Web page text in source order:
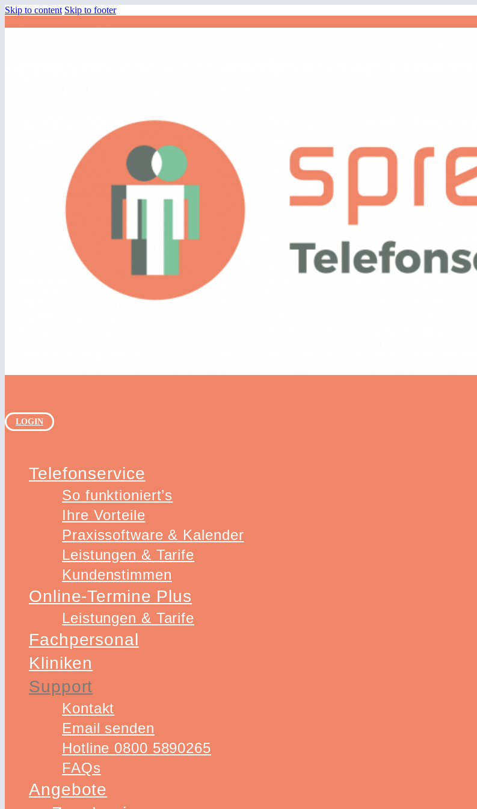
Skip to content Skip to footer
LOGIN
Telefonservice
So funktioniert’s
Ihre Vorteile
Praxissoftware & Kalender
Leistungen & Tarife
Kundenstimmen
Online-Termine Plus
Leistungen & Tarife
Fachpersonal
Kliniken
Support
Kontakt
Email senden
Hotline 0800 5890265
FAQs
Angebote